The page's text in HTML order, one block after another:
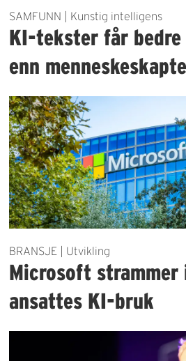
SAMFUNN | Kunstig intelligens
KI-tekster får
enn menneskeskapte
BRANSJE | Utvikling
Microsoft strammer
ansattes KI-bruk